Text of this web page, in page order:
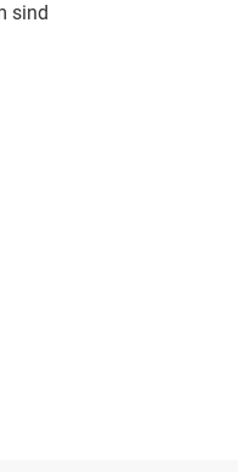
sind